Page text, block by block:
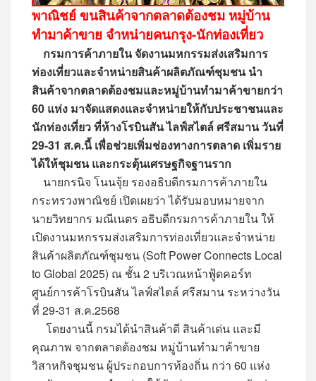
พาณิชย์ ขนสินค้าจากตลาดต้องชม หมู่บ้าน
ทำมาค้าขาย จำหน่ายคนกรุง-นักท่องเที่ยว
กรมการค้าภายใน จัดงานมหกรรมส่งเสริมการ
ท่องเที่ยวและจำหน่ายสินค้าผลิตภัณฑ์ชุมชน นำ
สินค้าจากตลาดต้องชมและหมู่บ้านทำมาค้าขายกว่า
60 แห่ง มาจัดแสดงและจำหน่ายให้กับประชาชนและ
นักท่องเที่ยว ที่ห้างโรบินสัน ไลฟ์สไตล์ ศรีสมาน วันที่
29-31 ส.ค.นี้ เพื่อช่วยเพิ่มช่องทางการตลาด เพิ่มราย
ได้ให้ชุมชน และกระตุ้นเศรษฐกิจฐานราก
นายกรนิจ โนนจุ้ย รองอธิบดีกรมการค้าภายใน
กระทรวงพาณิชย์ เปิดเผยว่า ได้รับมอบหมายจาก
นายวิทยากร มณีเนตร อธิบดีกรมการค้าภายใน ให้
เปิดงานมหกรรมส่งเสริมการท่องเที่ยวและจำหน่าย
สินค้าผลิตภัณฑ์ชุมชน (Soft Power Connects Local
to Global 2025) ณ ชั้น 2 บริเวณหน้าฟู้ดคอร์ท
ศูนย์การค้าโรบินสัน ไลฟ์สไตล์ ศรีสมาน ระหว่างวัน
ที่ 29-31 ส.ค.2568
โดยงานนี้ กรมได้นำสินค้าดี สินค้าเด่น และมี
คุณภาพ จากตลาดต้องชม หมู่บ้านทำมาค้าขาย
วิสาหกิจชุมชน ผู้ประกอบการท้องถิ่น กว่า 60 แห่ง